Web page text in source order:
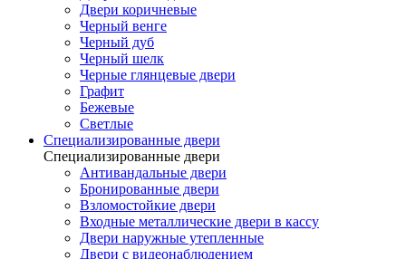
Двери коричневые
Черный венге
Черный дуб
Черный шелк
Черные глянцевые двери
Графит
Бежевые
Светлые
Специализированные двери
Специализированные двери
Антивандальные двери
Бронированные двери
Взломостойкие двери
Входные металлические двери в кассу
Двери наружные утепленные
Двери с видеонаблюдением